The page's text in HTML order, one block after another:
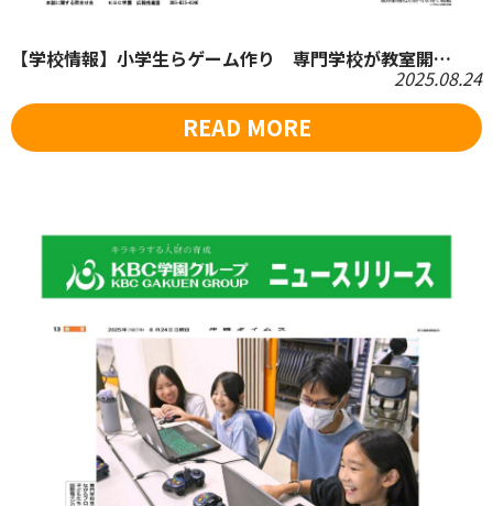
【学校情報】小学生らゲーム作り 専門学校が教室開…
2025.08.24
READ MORE